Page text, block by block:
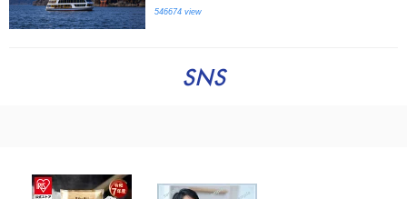
546674 view
SNS